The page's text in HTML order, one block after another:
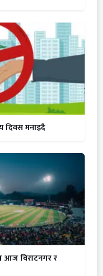
दिवस मनाइदै
आज विराटनगर र